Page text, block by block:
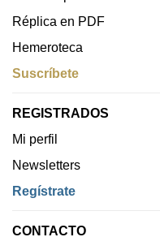
Réplica en PDF
Hemeroteca
Suscríbete
REGISTRADOS
Mi perfil
Newsletters
Regístrate
CONTACTO